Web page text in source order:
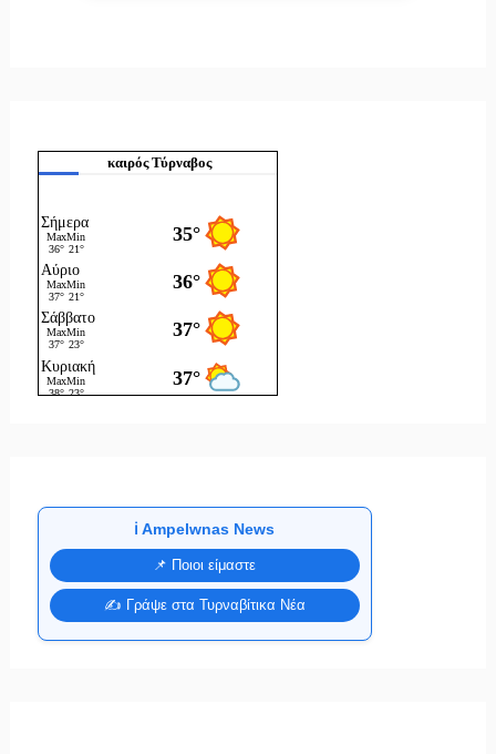
καιρός Τύρναβος
ℹ️ Ampelwnas News
📌 Ποιοι είμαστε
✍️ Γράψε στα Τυρναβίτικα Νέα